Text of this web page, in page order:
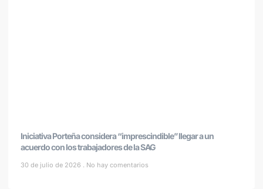
Iniciativa Porteña considera “imprescindible” llegar a un
acuerdo con los trabajadores de la SAG
30 de julio de 2026 No hay comentarios